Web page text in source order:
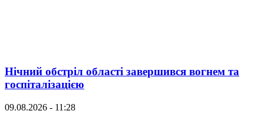
Нічний обстріл області завершився вогнем та
госпіталізацією
09.08.2026 - 11:28